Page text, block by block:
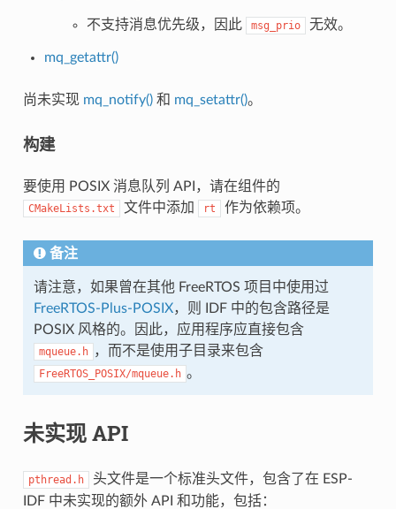
不支持消息优先级，因此 msg_prio 无效。
mq_getattr()
尚未实现 mq_notify()和 mq_setattr()。
构建
要使用 POSIX 消息队列 API，请在组件的
CMakeLists.txt 文件中添加 rt 作为依赖项。
备注
请注意，如果曾在其他 FreeRTOS 项目中使用过
FreeRTOS-Plus-POSIX，则 IDF 中的包含路径是
POSIX 风格的。因此，应用程序应直接包含
mqueue.h ，而不是使用子目录来包含
FreeRTOS_POSIX/mqueue.h 。
未实现 API
pthread.h
头文件是一个标准头文件，包含了在 ESP-
IDF 中未实现的额外 API 和功能，包括：